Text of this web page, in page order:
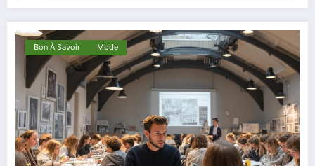
Bon À Savoir Mode